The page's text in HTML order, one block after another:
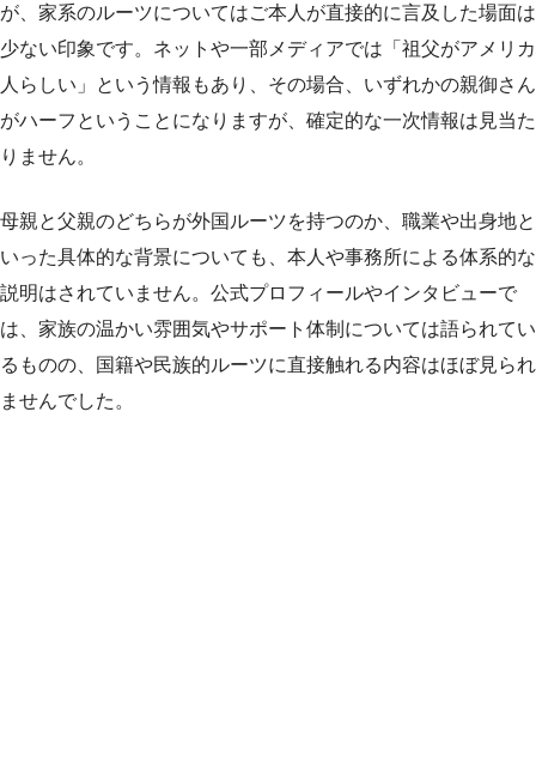
が、家系のルーツについてはご本人が直接的に言及した場面は
少ない印象です。ネットや一部メディアでは「祖父がアメリカ
人らしい」という情報もあり、その場合、いずれかの親御さん
がハーフということになりますが、確定的な一次情報は見当た
りません。
母親と父親のどちらが外国ルーツを持つのか、職業や出身地と
いった具体的な背景についても、本人や事務所による体系的な
説明はされていません。公式プロフィールやインタビューで
は、家族の温かい雰囲気やサポート体制については語られてい
るものの、国籍や民族的ルーツに直接触れる内容はほぼ見られ
ませんでした。